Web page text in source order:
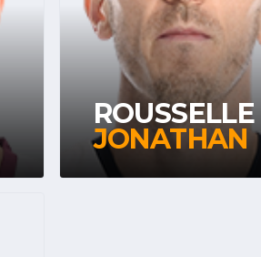
ROUSSELLE
JONATHAN